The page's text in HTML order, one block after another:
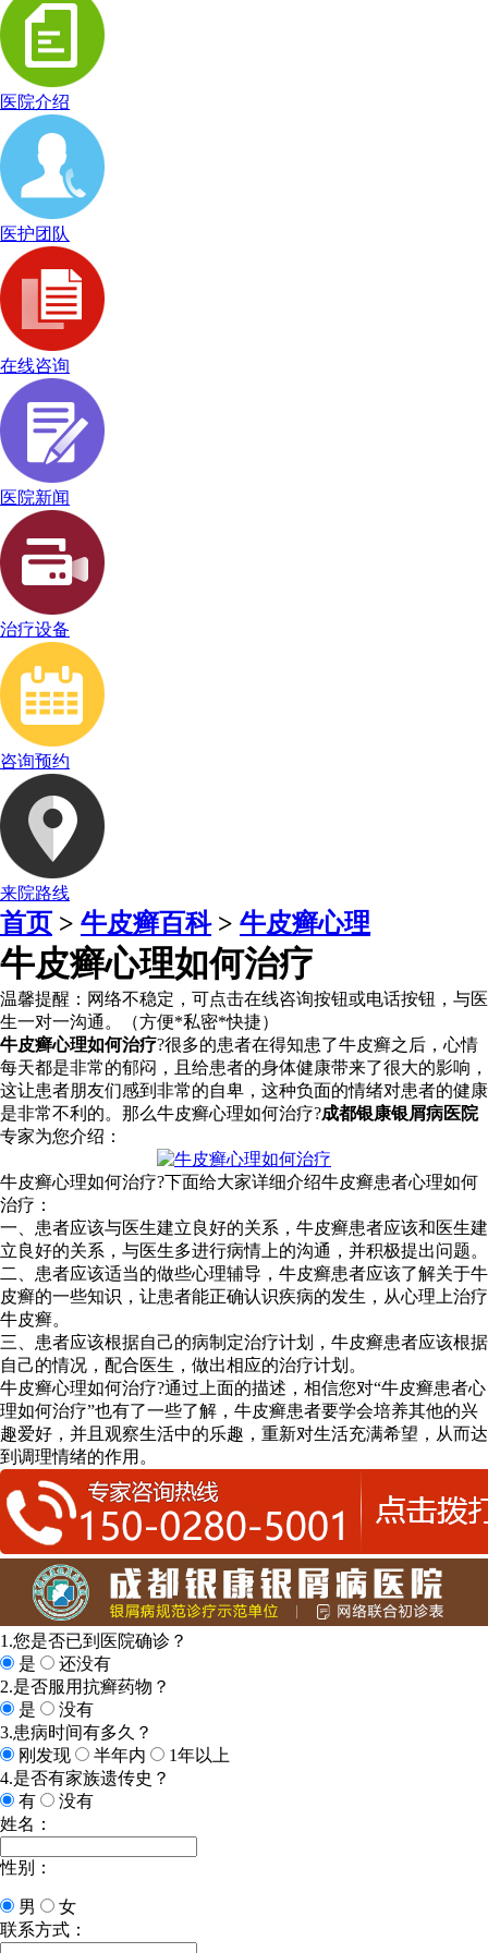
医院介绍
医护团队
在线咨询
医院新闻
治疗设备
咨询预约
来院路线
首页 > 牛皮癣百科> 牛皮癣心理
牛皮癣心理如何治疗
温馨提醒： 网络不稳定，可点击在线咨询按钮或电话按钮，与医
生一对一沟通。（方便*私密*快捷）
牛皮癣心理如何治疗?很多的患者在得知患了牛皮癣之后，心情
每天都是非常的郁闷，且给患者的身体健康带来了很大的影响，
这让患者朋友们感到非常的自卑，这种负面的情绪对患者的健康
是非常不利的。那么牛皮癣心理如何治疗?成都银康银屑病医院
专家为您介绍：
牛皮癣心理如何治疗?下面给大家详细介绍牛皮癣患者心理如何
治疗：
一、患者应该与医生建立良好的关系，牛皮癣患者应该和医生建
立良好的关系，与医生多进行病情上的沟通，并积极提出问题。
二、患者应该适当的做些心理辅导，牛皮癣患者应该了解关于牛
皮癣的一些知识，让患者能正确认识疾病的发生，从心理上治疗
牛皮癣。
三、患者应该根据自己的病制定治疗计划，牛皮癣患者应该根据
自己的情况，配合医生，做出相应的治疗计划。
牛皮癣心理如何治疗?通过上面的描述，相信您对“牛皮癣患者心
理如何治疗”也有了一些了解，牛皮癣患者要学会培养其他的兴
趣爱好，并且观察生活中的乐趣，重新对生活充满希望，从而达
到调理情绪的作用。
1.您是否已到医院确诊？
是
还没有
2.是否服用抗癣药物？
是
没有
3.患病时间有多久？
刚发现
半年内
1年以上
4.是否有家族遗传史？
有
没有
姓名：
性别：
男
女
联系方式：